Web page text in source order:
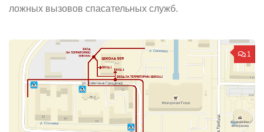
ложных вызовов спасательных служб.
1